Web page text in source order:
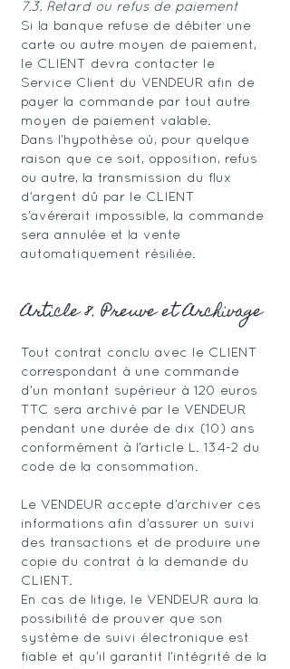
7.3. Retard ou refus de paiement
Si la banque refuse de débiter une
carte ou autre moyen de paiement,
le CLIENT devra contacter le
Service Client du VENDEUR afin de
payer la commande par tout autre
moyen de paiement valable.
Dans l’hypothèse où, pour quelque
raison que ce soit, opposition, refus
ou autre, la transmission du flux
d’argent dû par le CLIENT
s’avérerait impossible, la commande
sera annulée et la vente
automatiquement résiliée.
Article 8. Preuve et Archivage
Tout contrat conclu avec le CLIENT
correspondant à une commande
d’un montant supérieur à 120 euros
TTC sera archivé par le VENDEUR
pendant une durée de dix (10) ans
conformément à l’article L. 134-2 du
code de la consommation.
Le VENDEUR accepte d’archiver ces
informations afin d’assurer un suivi
des transactions et de produire une
copie du contrat à la demande du
CLIENT.
En cas de litige, le VENDEUR aura la
possibilité de prouver que son
système de suivi électronique est
fiable et qu’il garantit l’intégrité de la